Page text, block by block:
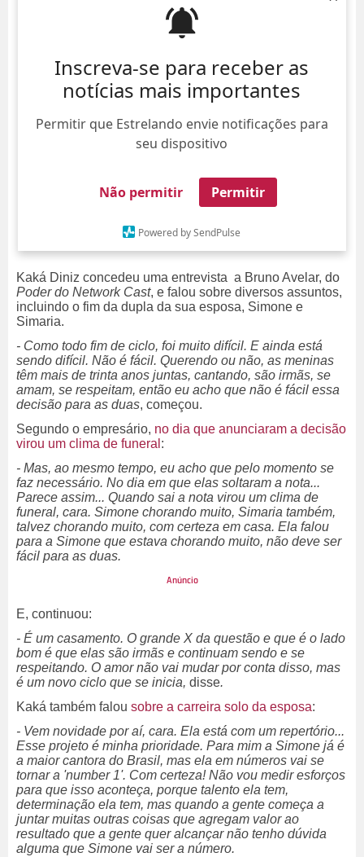
Inscreva-se para receber as
notícias mais importantes
Permitir que Estrelando envie notificações para
seu dispositivo
Não permitir Permitir
Powered by SendPulse
Kaká Diniz concedeu uma entrevista a Bruno Avelar, do
Poder do Network Cast, e falou sobre diversos assuntos,
incluindo o fim da dupla da sua esposa, Simone e
Simaria.
- Como todo fim de ciclo, foi muito difícil. E ainda está
sendo difícil. Não é fácil. Querendo ou não, as meninas
têm mais de trinta anos juntas, cantando, são irmãs, se
amam, se respeitam, então eu acho que não é fácil essa
decisão para as duas, começou.
Segundo o empresário, no dia que anunciaram a decisão
virou um clima de funeral :
- Mas, ao mesmo tempo, eu acho que pelo momento se
faz necessário. No dia em que elas soltaram a nota...
Parece assim... Quando sai a nota virou um clima de
funeral, cara. Simone chorando muito, Simaria também,
talvez chorando muito, com certeza em casa. Ela falou
para a Simone que estava chorando muito, não deve ser
fácil para as duas.
E, continuou:
- É um casamento. O grande X da questão e que é o lado
bom é que elas são irmãs e continuam sendo e se
respeitando. O amor não vai mudar por conta disso, mas
é um novo ciclo que se inicia, disse.
Kaká também falou sobre a carreira solo da esposa:
- Vem novidade por aí, cara. Ela está com um repertório...
Esse projeto é minha prioridade. Para mim a Simone já é
a maior cantora do Brasil, mas ela em números vai se
tornar a 'number 1'. Com certeza! Não vou medir esforços
para que isso aconteça, porque talento ela tem,
determinação ela tem, mas quando a gente começa a
juntar muitas outras coisas que agregam valor ao
resultado que a gente quer alcançar não tenho dúvida
alguma que Simone vai ser a número.